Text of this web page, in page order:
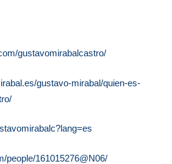
gustavomirabalcastro/
gustavo-mirabal/quien-es-
people/161015276@N06/